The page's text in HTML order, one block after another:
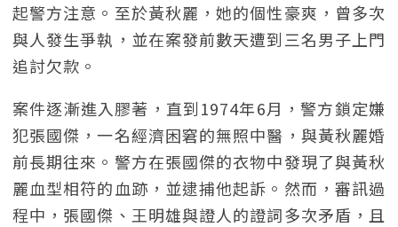
起警方注意。至於黃秋麗，她的個性豪爽，曾多次
與人發生爭執，並在案發前數天遭到三名男子上門
追討欠款。
案件逐漸進入膠著，直到1974年6月，警方鎖定嫌
犯張國傑，一名經濟困窘的無照中醫，與黃秋麗婚
前長期往來。警方在張國傑的衣物中發現了與黃秋
麗血型相符的血跡，並逮捕他起訴。然而，審訊過
程中，張國傑、王明雄與證人的證詞多次矛盾，且